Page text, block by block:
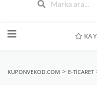
geç
KUPONVEKOD.COM > E-TICARET